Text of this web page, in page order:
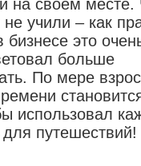
на своем месте.
учили – как
бизнесе это
больше
По мере
использовал
путешествий!